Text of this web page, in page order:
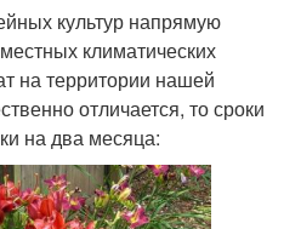
культур напрямую
климатических
на территории нашей
отличается, то сроки
на два месяца: